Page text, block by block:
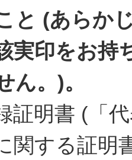
と (あらか
実印をお持
ん。)。
証明書 (「
関する証明